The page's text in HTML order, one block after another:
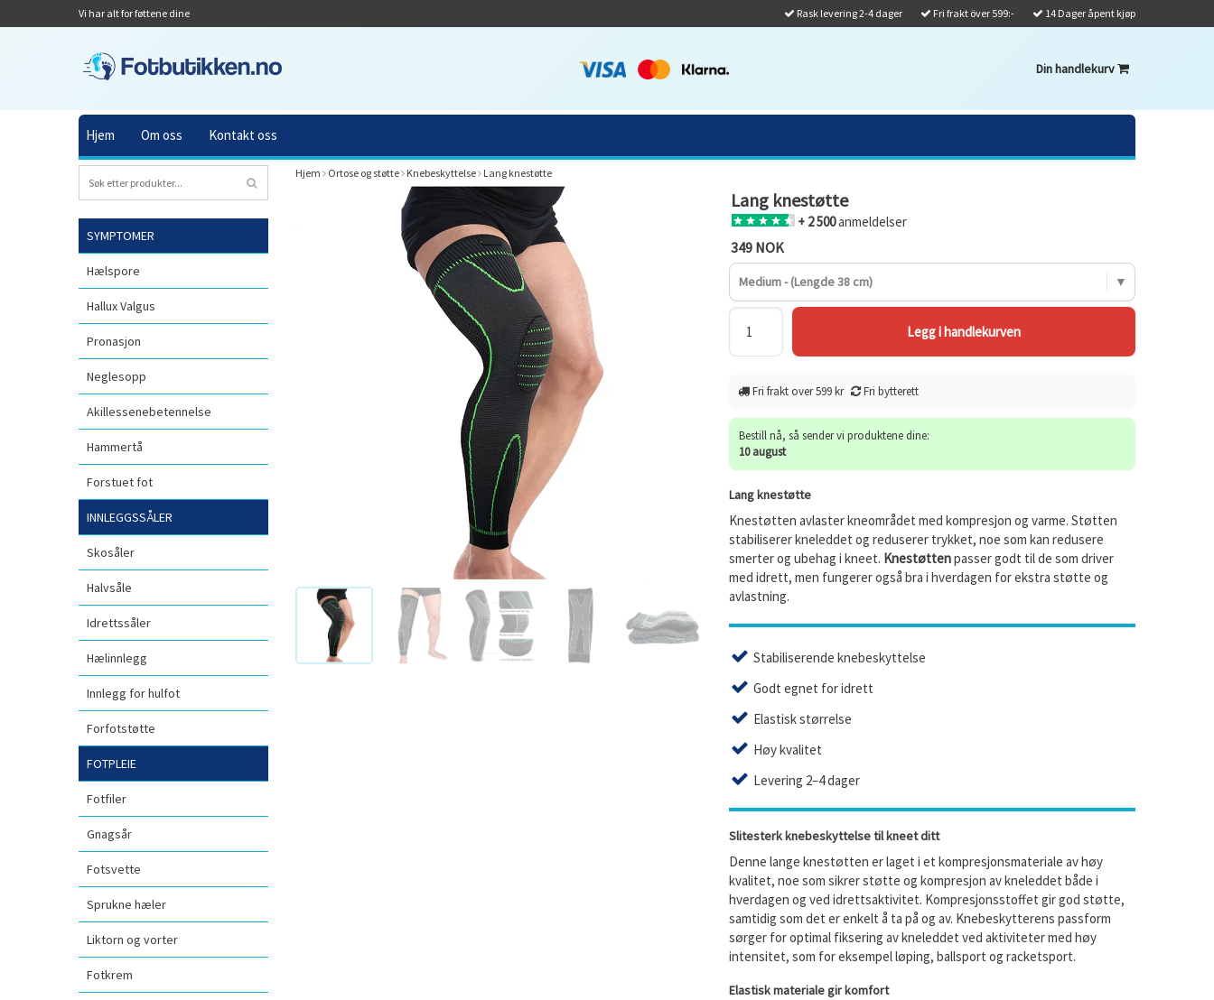
Vi har alt for føttene dine Rask levering 2-4 dager Fri frakt över 599:- 14 Dager åpent kjøp
Din handlekurv
Hjem Om oss Kontakt oss
SYMPTOMER
Hælspore
Hallux Valgus
Pronasjon
Neglesopp
Akillessenebetennelse
Hammertå
Forstuet fot
INNLEGGSSÅLER
Skosåler
Halvsåle
Idrettssåler
Hælinnlegg
Innlegg for hulfot
Forfotstøtte
FOTPLEIE
Fotfiler
Gnagsår
Fotsvette
Sprukne hæler
Liktorn og vorter
Fotkrem
Hjem Ortose og støtte Knebeskyttelse Lang knestøtte
Lang knestøtte
+ 2 500anmeldelser
349 NOK
Medium - (Lengde 38 cm)
Fri frakt over 599 kr Fri bytterett
Bestill nå, så sender vi produktene dine:
10 august
Lang knestøtte
Knestøtten avlaster kneområdet med kompresjon og varme. Støtten
stabiliserer kneleddet og reduserer trykket, noe som kan redusere
smerter og ubehag i kneet. Knestøttenpasser godt til de som driver
med idrett, men fungerer også bra i hverdagen for ekstra støtte og
avlastning.
Stabiliserende knebeskyttelse
Godt egnet for idrett
Elastisk størrelse
Høy kvalitet
Levering 2–4 dager
Slitesterk knebeskyttelse til kneet ditt
Denne lange knestøtten er laget i et kompresjonsmateriale av høy
kvalitet, noe som sikrer støtte og kompresjon av kneleddet både i
hverdagen og ved idrettsaktivitet. Kompresjonsstoffet gir god støtte,
samtidig som det er enkelt å ta på og av. Knebeskytterens passform
sørger for optimal fiksering av kneleddet ved aktiviteter med høy
intensitet, som for eksempel løping, ballsport og racketsport.
Elastisk materiale gir komfort